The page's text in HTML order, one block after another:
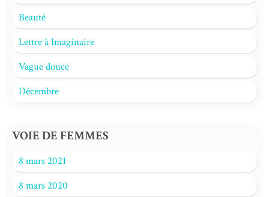
Beauté
Lettre à Imaginaire
Vague douce
Décembre
VOIE DE FEMMES
8 mars 2021
8 mars 2020